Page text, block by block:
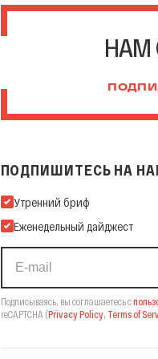
НАМ
ПОДПИШИТЕСЬ НА
Подпишитесь на нашу Email-
Утренний бриф
Еженедельный дайджест
Подписываясь, вы соглашаетесь с
reCAPTCHA (Privacy Policy, Terms of